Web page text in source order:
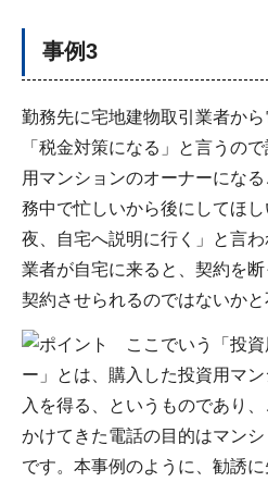
事例3
勤務先に宅地建物取引業者から
「税金対策になる」と言うの
用マンションのオーナーにな
務中で忙しいから後にしてほ
夜、自宅へ説明に行く」と言わ
業者が自宅に来ると、契約を
契約させられるのではないかと
ここでいう「投資
ー」とは、購入した投資用マ
入を得る、というものであり
かけてきた電話の目的はマン
です。本事例のように、勧誘